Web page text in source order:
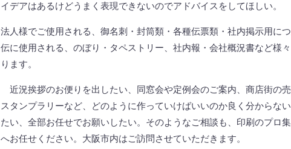
イデアはあるけどうまく表現できないのでアドバイスをしてほしい。
法人様でご使用される、御名刺・封筒類・各種伝票類・社内掲示用に
伝に使用される、のぼり・タペストリー、社内報・会社概況書など様
ります。
近況挨拶のお便りを出したい、同窓会や定例会のご案内、商店街の
スタンプラリーなど、どのように作っていけばいいのか良く分からな
たい、全部お任せでお願いしたい。そのようなご相談も、印刷のプロ
へお任せください。大阪市内はご訪問させていただきます。